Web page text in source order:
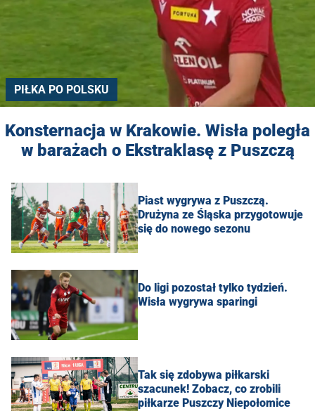
PIŁKA PO POLSKU
Konsternacja w Krakowie. Wisła poległa
w barażach o Ekstraklasę z Puszczą
Piast wygrywa z Puszczą.
Drużyna ze Śląska przygotowuje
się do nowego sezonu
Do ligi pozostał tylko tydzień.
Wisła wygrywa sparingi
Tak się zdobywa piłkarski
szacunek! Zobacz, co zrobili
piłkarze Puszczy Niepołomice